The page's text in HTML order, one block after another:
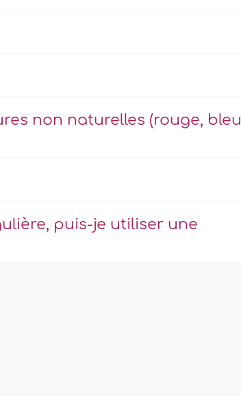
non naturelles (rouge, bleu
puis-je utiliser une